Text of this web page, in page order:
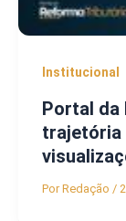
Institucional
Portal da
trajetória
PorRedação /